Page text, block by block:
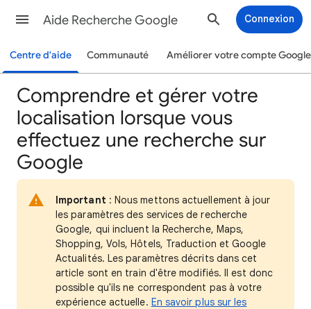
Aide Recherche Google Connexion
Centre d'aide Communauté Améliorer votre compte Google
Comprendre et gérer votre
localisation lorsque vous
effectuez une recherche sur
Google
Important : Nous mettons actuellement à jour
les paramètres des services de recherche
Google, qui incluent la Recherche, Maps,
Shopping, Vols, Hôtels, Traduction et Google
Actualités. Les paramètres décrits dans cet
article sont en train d'être modifiés. Il est donc
possible qu'ils ne correspondent pas à votre
expérience actuelle. En savoir plus sur les